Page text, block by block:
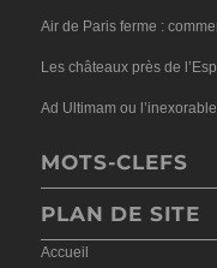
Air de Paris ferme :
Les châteaux près de
Ad Ultimam ou
MOTS-CLEFS
PLAN DE SITE
Accueil